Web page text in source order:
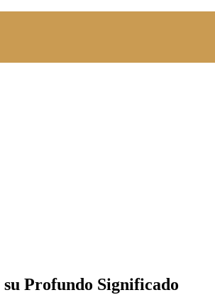
Profundo Significado